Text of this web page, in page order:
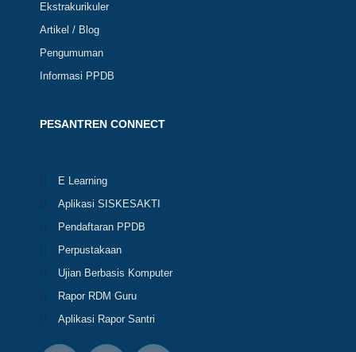
Ekstrakurikuler
Artikel / Blog
Pengumuman
Informasi PPDB
PESANTREN CONNECT
E Learning
Aplikasi SISKESAKTI
Pendaftaran PPDB
Perpustakaan
Ujian Berbasis Komputer
Rapor RDM Guru
Aplikasi Rapor Santri